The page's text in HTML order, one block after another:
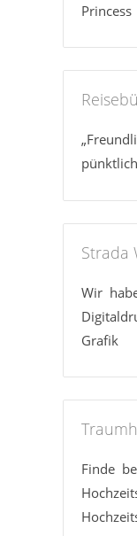
Princess
Strada
Wir
Grafik
Finde